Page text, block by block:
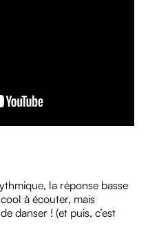
la réponse basse
à écouter, mais
danser ! (et puis, c’est